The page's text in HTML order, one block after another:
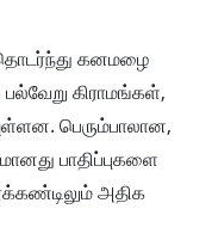
தொடர்ந்து கனமழை
கிராமங்கள்,
பெரும்பாலான,
பாதிப்புகளை
அதிக